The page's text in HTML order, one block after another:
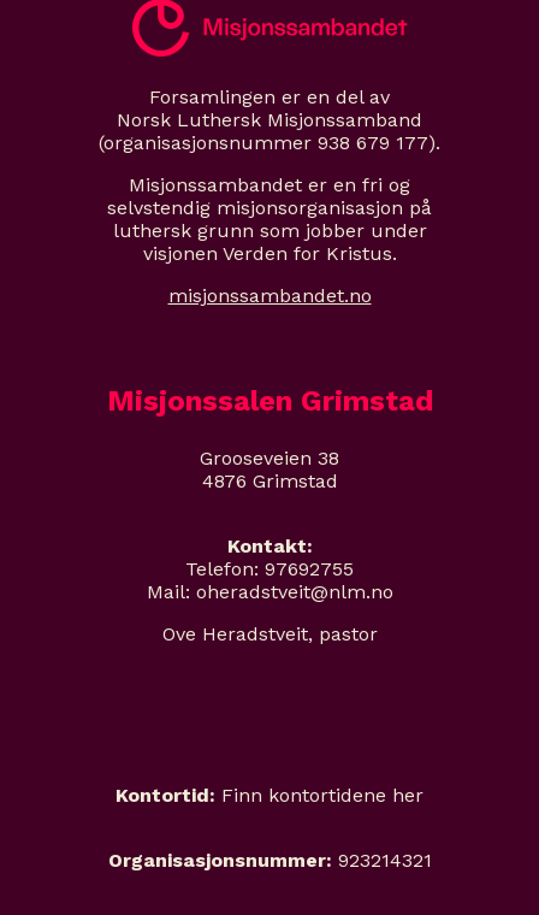
Forsamlingen er en del av
Norsk Luthersk Misjonssamband
(organisasjonsnummer 938 679 177).
Misjonssambandet er en fri og
selvstendig misjonsorganisasjon på
luthersk grunn som jobber under
visjonen Verden for Kristus.
misjonssambandet.no
Misjonssalen Grimstad
Grooseveien 38
4876 Grimstad
Kontakt:
Telefon: 97692755
Mail: oheradstveit@nlm.no
Ove Heradstveit, pastor
Kontortid: Finn kontortidene her
Organisasjonsnummer: 923214321